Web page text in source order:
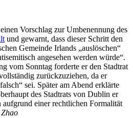
Vorschlag zur Umbenennung des
und gewarnt, dass dieser Schritt den
Gemeinde Irlands „auslöschen“
angesehen werden würde“.
vom Sonntag forderte er den Stadtrat
zurückzuziehen, da er
sei. Später am Abend erklärte
des Stadtrats von Dublin er
aufgrund einer rechtlichen Formalität